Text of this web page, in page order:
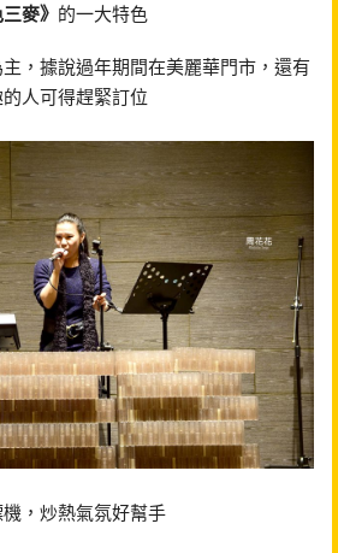
麥》 的一大特色
，據說過年期間在美麗華門市，還有
人可得趕緊訂位
，炒熱氣氛好幫手